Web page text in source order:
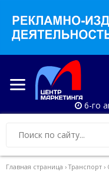
6-го
Главная страница › Транспорт ›